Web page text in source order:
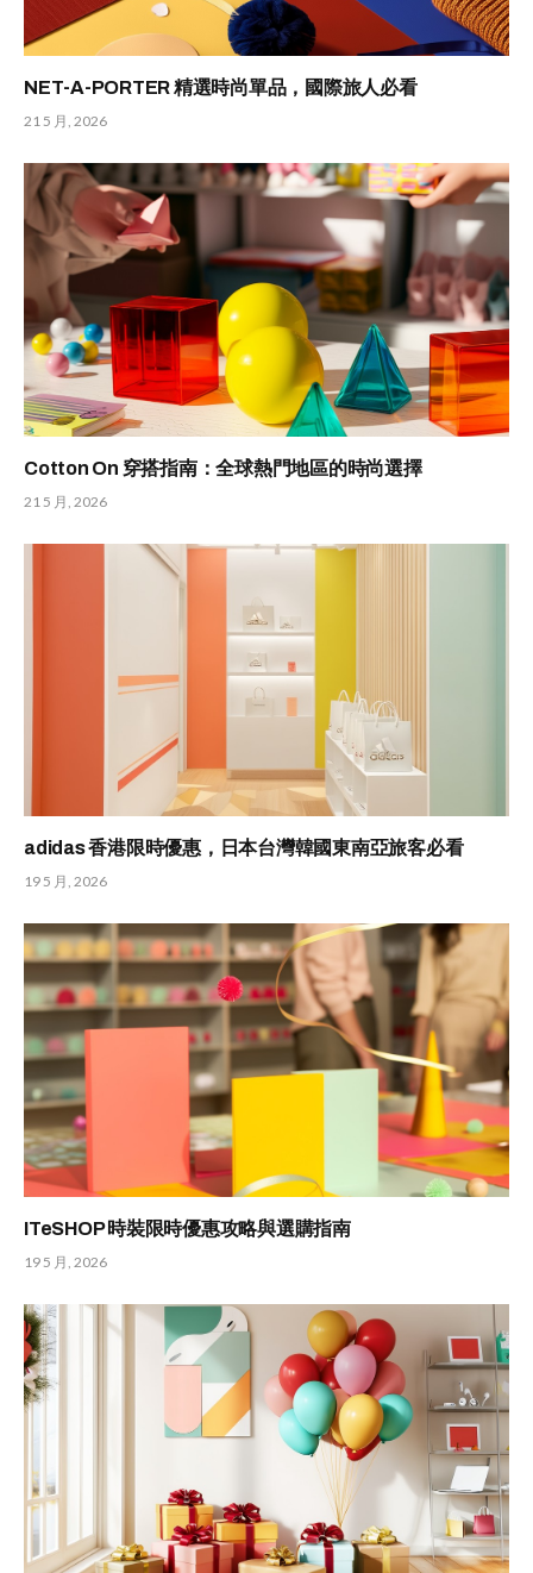
NET-A-PORTER 精選時尚單品，國際旅人必看
21 5 月, 2026
Cotton On 穿搭指南：全球熱門地區的時尚選擇
21 5 月, 2026
adidas 香港限時優惠，日本台灣韓國東南亞旅客必看
19 5 月, 2026
ITeSHOP 時裝限時優惠攻略與選購指南
19 5 月, 2026